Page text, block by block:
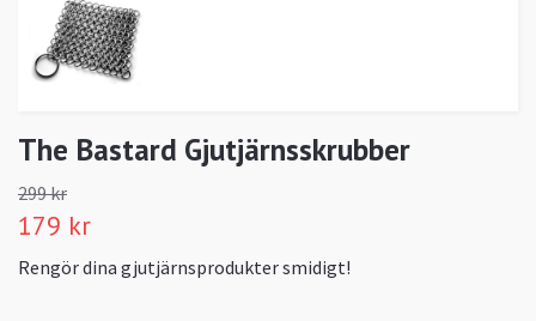
The Bastard Gjutjärnsskrubber
299 kr
179 kr
Rengör dina gjutjärnsprodukter smidigt!